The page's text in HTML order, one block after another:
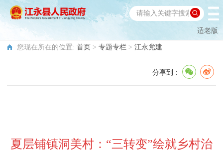
适老版
您现在所在的位置: 首页 > 专题专栏 > 江永党建
分享到：
夏层铺镇洞美村：“三转变”绘就乡村治